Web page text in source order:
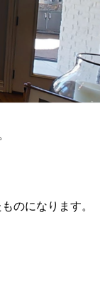
のになります。